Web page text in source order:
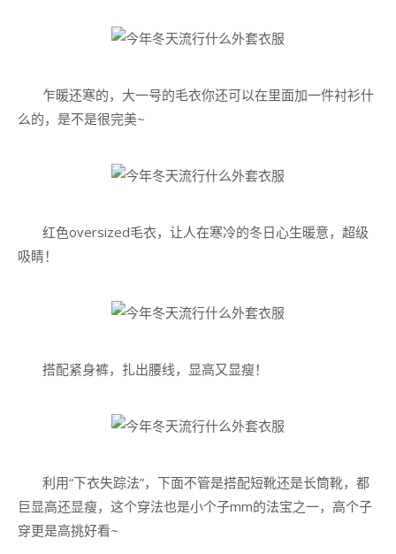
乍暖还寒的，大一号的毛衣你还可以在里面加一件衬衫什
么的，是不是很完美~
红色oversized毛衣，让人在寒冷的冬日心生暖意，超级
吸睛！
搭配紧身裤，扎出腰线，显高又显瘦！
利用“下衣失踪法”，下面不管是搭配短靴还是长筒靴，都
巨显高还显瘦，这个穿法也是小个子mm的法宝之一，高个子
穿更是高挑好看~